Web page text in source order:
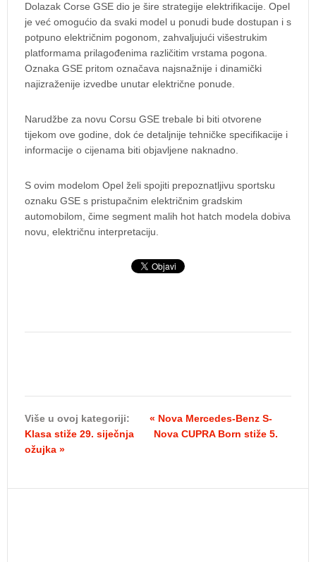
Dolazak Corse GSE dio je šire strategije elektrifikacije. Opel
je već omogućio da svaki model u ponudi bude dostupan i s
potpuno električnim pogonom, zahvaljujući višestrukim
platformama prilagođenima različitim vrstama pogona.
Oznaka GSE pritom označava najsnažnije i dinamički
najizraženije izvedbe unutar električne ponude.
Narudžbe za novu Corsu GSE trebale bi biti otvorene
tijekom ove godine, dok će detaljnije tehničke specifikacije i
informacije o cijenama biti objavljene naknadno.
S ovim modelom Opel želi spojiti prepoznatljivu sportsku
oznaku GSE s pristupačnim električnim gradskim
automobilom, čime segment malih hot hatch modela dobiva
novu, električnu interpretaciju.
Više u ovoj kategoriji:
« Nova Mercedes-Benz S-
Klasa stiže 29. siječnja
Nova CUPRA Born stiže 5.
ožujka »